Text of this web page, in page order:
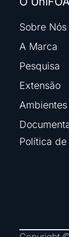
Sobre Nós
A Marca
Pesquisa
Extensão
Política de